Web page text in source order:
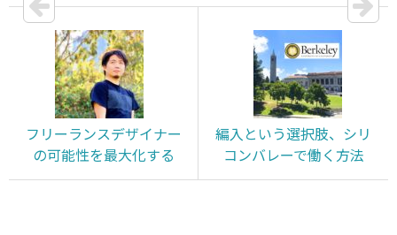
フリーランスデザイナー
の可能性を最大化する
編入という選択肢、シリ
コンバレーで働く方法